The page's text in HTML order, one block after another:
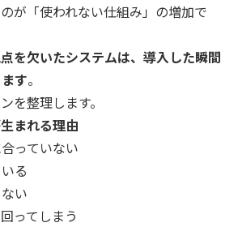
が「使われない仕組み」の増加で
を欠いたシステムは、導入した瞬間
す。
を整理します。
まれる理由
っていない
る
い
ってしまう